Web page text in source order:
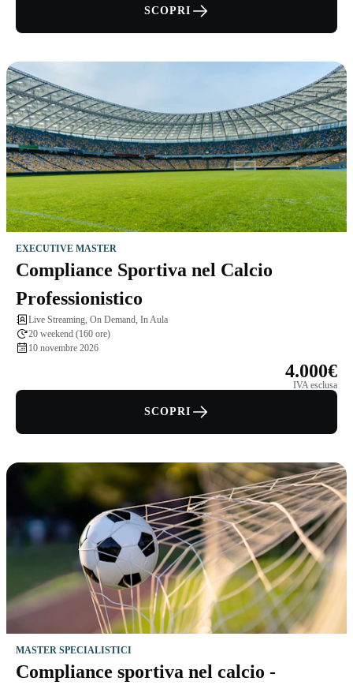
SCOPRI
EXECUTIVE MASTER
Compliance Sportiva nel Calcio
Professionistico
Live Streaming, On Demand, In Aula
20 weekend (160 ore)
10 novembre 2026
4.000€
IVA esclusa
SCOPRI
MASTER SPECIALISTICI
Compliance sportiva nel calcio -